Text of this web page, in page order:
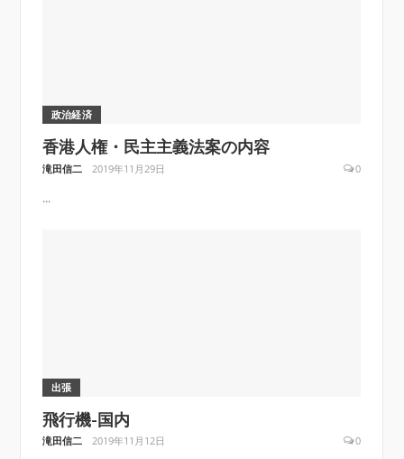
政治経済
香港人権・民主主義法案の内容
滝田信二 2019年11月29日 0
...
出張
飛行機-国内
滝田信二 2019年11月12日 0